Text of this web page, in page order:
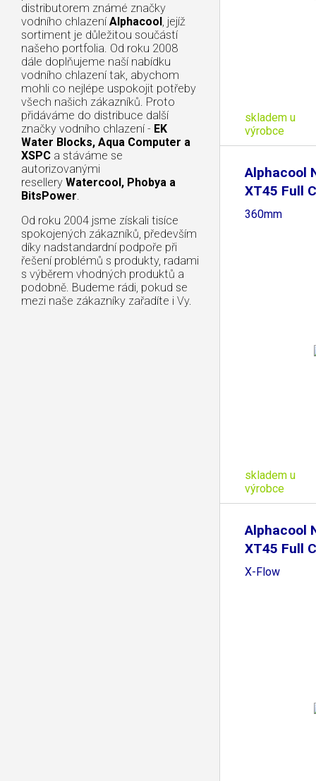
distributorem známé značky
vodního chlazení Alphacool, jejíž
sortiment je důležitou součástí
našeho portfolia. Od roku 2008
dále doplňujeme naší nabídku
vodního chlazení tak, abychom
mohli co nejlépe uspokojit potřeby
všech našich zákazníků. Proto
přidáváme do distribuce další
značky vodního chlazení - EK
Water Blocks, Aqua Computer a
XSPC a stáváme se
autorizovanými
resellery Watercool, Phobya a
BitsPower.
Od roku 2004 jsme získali tisíce
spokojených zákazníků, především
díky nadstandardní podpoře při
řešení problémů s produkty, radami
s výběrem vhodných produktů a
podobně. Budeme rádi, pokud se
mezi naše zákazníky zařadíte i Vy.
skladem u
výrobce
Alphacool
XT45 Full
360mm
skladem u
výrobce
Alphacool
XT45 Full
360mm
X-Flow